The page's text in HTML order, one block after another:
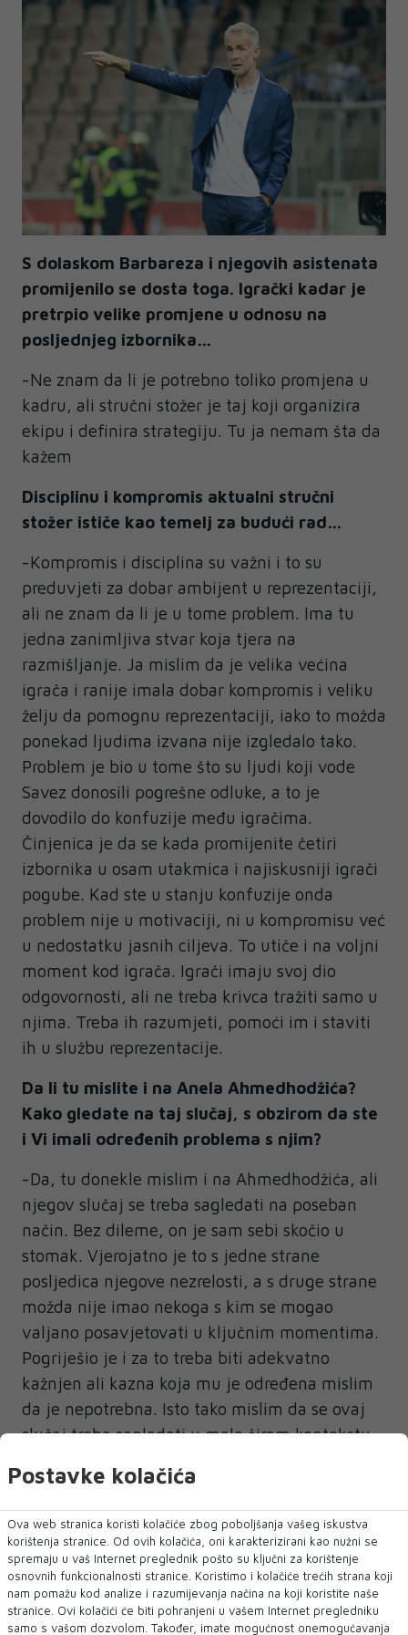
S dolaskom Barbareza i njegovih asistenata
promijenilo se dosta toga. Igrački kadar je
pretrpio velike promjene u odnosu na
posljednjeg izbornika…
-Ne znam da li je potrebno toliko promjena u
kadru, ali stručni stožer je taj koji organizira
ekipu i definira strategiju. Tu ja nemam šta da
kažem
Disciplinu i kompromis aktualni stručni
stožer ističe kao temelj za budući rad…
-Kompromis i disciplina su važni i to su
preduvjeti za dobar ambijent u reprezentaciji,
ali ne znam da li je u tome problem. Ima tu
jedna zanimljiva stvar koja tjera na
razmišljanje. Ja mislim da je velika većina
igrača i ranije imala dobar kompromis i veliku
želju da pomognu reprezentaciji, iako to možda
ponekad ljudima izvana nije izgledalo tako.
Problem je bio u tome što su ljudi koji vode
Savez donosili pogrešne odluke, a to je
dovodilo do konfuzije među igračima.
Činjenica je da se kada promijenite četiri
izbornika u osam utakmica i najiskusniji igrači
pogube. Kad ste u stanju konfuzije onda
problem nije u motivaciji, ni u kompromisu već
u nedostatku jasnih ciljeva. To utiče i na voljni
moment kod igrača. Igrači imaju svoj dio
odgovornosti, ali ne treba krivca tražiti samo u
njima. Treba ih razumjeti, pomoći im i staviti
ih u službu reprezentacije.
Da li tu mislite i na Anela Ahmedhodžića?
Kako gledate na taj slučaj, s obzirom da ste
i Vi imali određenih problema s njim?
-Da, tu donekle mislim i na Ahmedhodžića, ali
njegov slučaj se treba sagledati na poseban
način. Bez dileme, on je sam sebi skočio u
stomak. Vjerojatno je to s jedne strane
posljedica njegove nezrelosti, a s druge strane
možda nije imao nekoga s kim se mogao
valjano posavjetovati u ključnim momentima.
Pogriješio je i za to treba biti adekvatno
kažnjen ali kazna koja mu je određena mislim
da je nepotrebna. Isto tako mislim da se ovaj
slučaj treba sagledati u malo širem kontekstu,
samo Ahmedhodžić grešan? Da li smo ikad
ozbiljno pristupili tom problemu sa željom da
ga riješimo, da vidimo zašto se čovjek tako
ponaša i da li mu možda možemo pomoći? Dat
ću vam jedan primjer! Savez je prije godinu
imao šansu da nakon što smo ja i moj stručni
Postavke kolačića
Ova web stranica koristi kolačiće zbog poboljšanja vašeg iskustva
korištenja stranice. Od ovih kolačića, oni karakterizirani kao nužni se
spremaju u vaš Internet preglednik pošto su ključni za korištenje
osnovnih funkcionalnosti stranice. Koristimo i kolačiće trećih strana koji
nam pomažu kod analize i razumijevanja načina na koji koristite naše
stranice. Ovi kolačići će biti pohranjeni u vašem Internet pregledniku
samo s vašom dozvolom. Također, imate mogućnost onemogućavanja